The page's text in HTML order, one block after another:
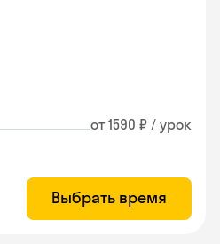
от 1590 ₽ / урок
Выбрать время